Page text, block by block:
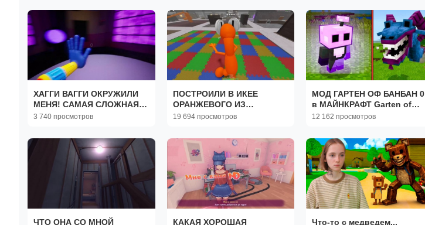
ХАГГИ ВАГГИ ОКРУЖИЛИ
МЕНЯ! САМАЯ СЛОЖНАЯ
ЧАСТЬ ПОППИ ПЛЕЙТАЙМ
3 740 просмотров
ПОСТРОИЛИ В ИКЕЕ
ОРАНЖЕВОГО ИЗ
РАДУЖНЫХ ДРУЗЕЙ!
19 694 просмотров
МОД ГАРТЕН ОФ БАНБАН 0
в МАЙНКРАФТ Garten of
Banban 0 Minecraft
12 162 просмотров
ЧТО ОНА СО МНОЙ
КАКАЯ ХОРОШАЯ
Что-то с медведем...